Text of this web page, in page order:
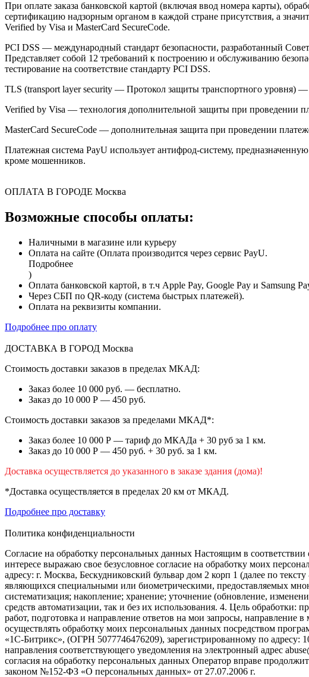
При оплате заказа банковской картой (включая ввод номера карты),
сертификацию надзорным органом в каждой стране присутствия, а
Verified by Visa и MasterCard SecureCode.
PCI DSS — международный стандарт безопасности, разработанный
Представляет собой 12 требований к построению и обслуживанию
тестирование на соответствие стандарту PCI DSS.
TLS (transport layer security — Протокол защиты транспортного уровня)
Verified by Visa — технология дополнительной защиты при проведении
MasterCard SecureCode — дополнительная защита при проведении
Платежная система PayU использует антифрод-систему,
кроме мошенников.
ОПЛАТА В ГОРОДЕ Москва
Возможные способы оплаты:
Наличными в магазине или курьеру
Оплата на сайте (Оплата производится через сервис PayU.
Подробнее
)
Оплата банковской картой, в т.ч Apple Pay, Google Pay и Samsung
Через СБП по QR-коду (система быстрых платежей).
Оплата на реквизиты компании.
Подробнее про оплату
ДОСТАВКА В ГОРОД Москва
Стоимость доставки заказов в пределах МКАД:
Заказ более 10 000 руб. — бесплатно.
Заказ до 10 000 Р — 450 руб.
Стоимость доставки заказов за пределами МКАД*:
Заказ более 10 000 Р — тариф до МКАДа + 30 руб за 1 км.
Заказ до 10 000 Р — 450 руб. + 30 руб. за 1 км.
Доставка осуществляется до указанного в заказе здания (дома)!
*Доставка осуществляется в пределах 20 км от МКАД.
Подробнее про доставку
Политика конфиденциальности
Согласие на обработку персональных данных Настоящим в
интересе выражаю свое безусловное согласие на обработку моих
адресу: г. Москва, Бескудниковский бульвар дом 2 корп 1 (далее по
являющихся специальными или биометрическими, предоставляемых
систематизация; накопление; хранение; уточнение (обновление,
средств автоматизации, так и без их использования. 4. Цель обработки:
работ, подготовка и направление ответов на мои запросы, направление
осуществлять обработку моих персональных данных посредством
«1С-Битрикс», (ОГРН 5077746476209), зарегистрированному по адресу:
направления соответствующего уведомления на электронный адрес
согласия на обработку персональных данных Оператор вправе
законом №152-ФЗ «О персональных данных» от 27.07.2006 г.